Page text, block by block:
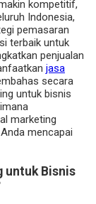
kompetitif,
Indonesia,
pemasaran
terbaik untuk
penjualan
jasa
secara
untuk bisnis
marketing
mencapai
untuk Bisnis